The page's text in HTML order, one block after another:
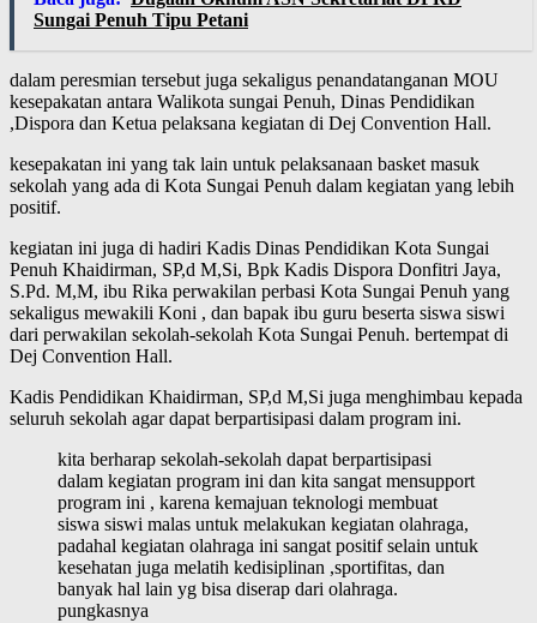
Sungai Penuh Tipu Petani
dalam peresmian tersebut juga sekaligus penandatanganan MOU
kesepakatan antara Walikota sungai Penuh, Dinas Pendidikan
,Dispora dan Ketua pelaksana kegiatan di Dej Convention Hall.
kesepakatan ini yang tak lain untuk pelaksanaan basket masuk
sekolah yang ada di Kota Sungai Penuh dalam kegiatan yang lebih
positif.
kegiatan ini juga di hadiri Kadis Dinas Pendidikan Kota Sungai
Penuh Khaidirman, SP,d M,Si, Bpk Kadis Dispora Donfitri Jaya,
S.Pd. M,M, ibu Rika perwakilan perbasi Kota Sungai Penuh yang
sekaligus mewakili Koni , dan bapak ibu guru beserta siswa siswi
dari perwakilan sekolah-sekolah Kota Sungai Penuh. bertempat di
Dej Convention Hall.
Kadis Pendidikan Khaidirman, SP,d M,Si juga menghimbau kepada
seluruh sekolah agar dapat berpartisipasi dalam program ini.
kita berharap sekolah-sekolah dapat berpartisipasi
dalam kegiatan program ini dan kita sangat mensupport
program ini , karena kemajuan teknologi membuat
siswa siswi malas untuk melakukan kegiatan olahraga,
padahal kegiatan olahraga ini sangat positif selain untuk
kesehatan juga melatih kedisiplinan ,sportifitas, dan
banyak hal lain yg bisa diserap dari olahraga.
pungkasnya